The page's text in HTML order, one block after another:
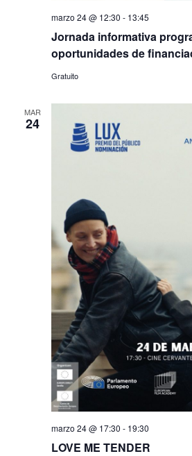
Jornada informativa
oportunidades de
marzo 24 @ 12:30 - 13:45
Gratuito
MAR
24
LOVE ME TENDER
marzo 24 @ 17:30 - 19:30